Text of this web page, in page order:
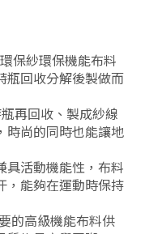
保紗環保機能布料
瓶回收分解後製做而
再回收、製成紗線
時尚的同時也能讓地
具活動機能性，布料
，能夠在運動時保持
的高級機能布料供